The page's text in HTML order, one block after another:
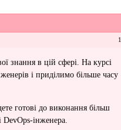
1
знання в цій сфері. На курсі
і приділимо більше часу
готові до виконання більш
DevOps-інженера.